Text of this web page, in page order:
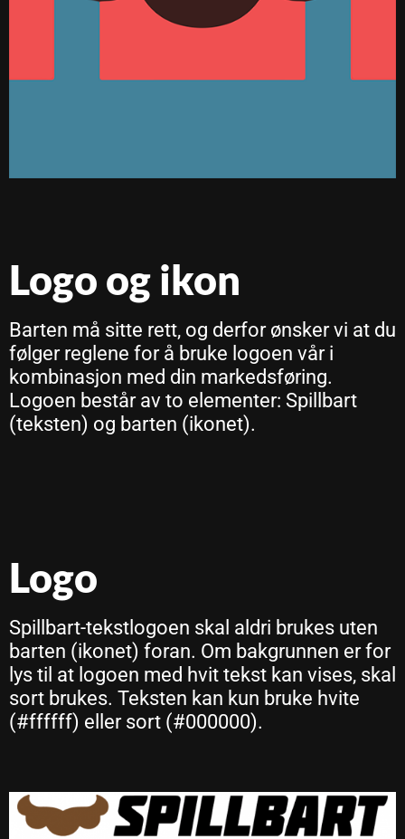
Logo og ikon
Barten må sitte rett, og derfor ønsker vi at du
følger reglene for å bruke logoen vår i
kombinasjon med din markedsføring.
Logoen består av to elementer: Spillbart
(teksten) og barten (ikonet).
Logo
Spillbart-tekstlogoen skal aldri brukes uten
barten (ikonet) foran. Om bakgrunnen er for
lys til at logoen med hvit tekst kan vises, skal
sort brukes. Teksten kan kun bruke hvite
(#ffffff) eller sort (#000000).